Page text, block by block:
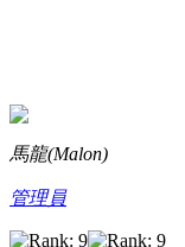
馬龍(Malon)
管理員